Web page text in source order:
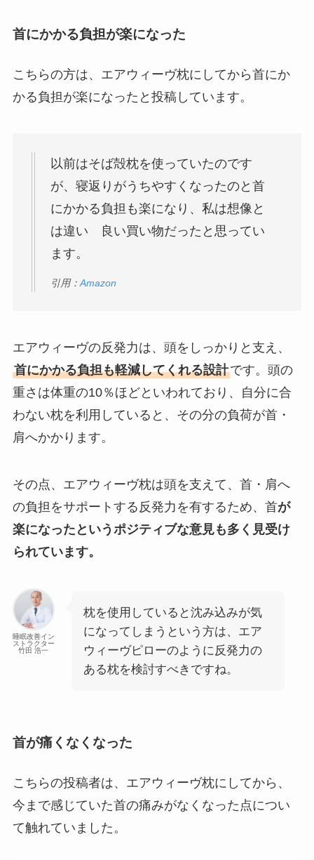
首にかかる負担が楽になった
こちらの方は、エアウィーヴ枕にしてから首にか
かる負担が楽になったと投稿しています。
以前はそば殻枕を使っていたのです
が、寝返りがうちやすくなったのと首
にかかる負担も楽になり、私は想像と
は違い 良い買い物だったと思ってい
ます。
引用： Amazon
エアウィーヴの反発力は、頭をしっかりと支え、
首にかかる負担も軽減してくれる設計です。頭の
重さは体重の10％ほどといわれており、自分に合
わない枕を利用していると、その分の負荷が首・
肩へかかります。
その点、エアウィーヴ枕は頭を支えて、首・肩へ
の負担をサポートする反発力を有するため、首が
楽になったというポジティブな意見も多く見受け
られています。
睡眠改善イン
ストラクター
竹田 浩一
枕を使用していると沈み込みが気
になってしまうという方は、エア
ウィーヴピローのように反発力の
ある枕を検討すべきですね。
首が痛くなくなった
こちらの投稿者は、エアウィーヴ枕にしてから、
今まで感じていた首の痛みがなくなった点につい
て触れていました。